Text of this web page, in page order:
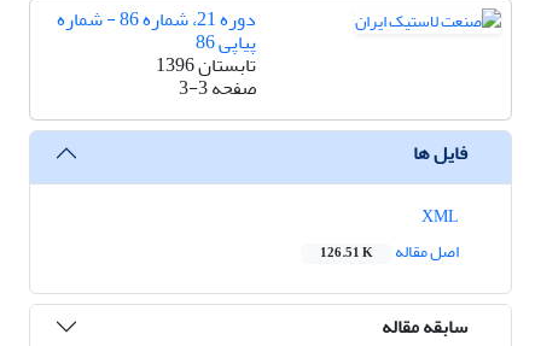
دوره 21، شماره 86 - شماره
پیاپی 86
تابستان 1396
صفحه3-3
فایل ها
اصل مقاله
126.51 K
سابقه مقاله